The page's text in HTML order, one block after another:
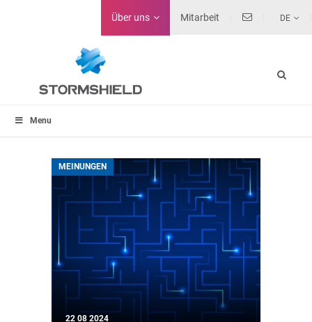
Über uns Mitarbeit DE
Menu
MEINUNGEN
22 08 2024